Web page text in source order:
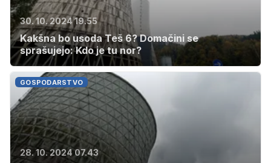
30. 10. 2024 19.55
Kakšna bo usoda Teš 6? Domačini se
sprašujejo: Kdo je tu nor?
GOSPODARSTVO
28. 10. 2024 07.43